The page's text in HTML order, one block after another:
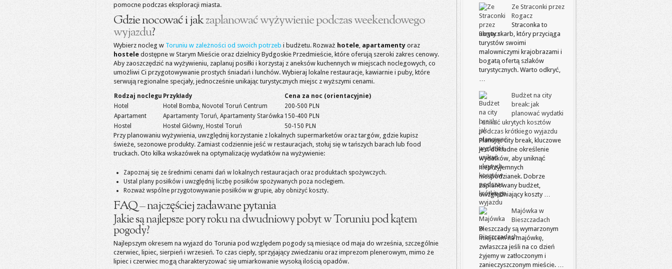
pomocne podczas eksploracji miasta.
Gdzie nocować i jakzaplanować wyżywienie podczas weekendowego
wyjazdu?
Wybierz nocleg w Toruniu w zależności od swoich potrzeb i budżetu. Rozważ hotele, apartamenty oraz
hostele dostępne w Starym Mieście oraz dzielnicy Bydgoskie Przedmieście, które oferują szeroki zakres cenowy.
Aby zaoszczędzić na wyżywieniu, zaplanuj posiłki i korzystaj z aneksów kuchennych w miejscach noclegowych, co
umożliwi Ci przygotowywanie prostych śniadań i lunchów. Wybieraj lokalne restauracje, kawiarnie i puby, które
serwują regionalne specjały, jednocześnie unikając turystycznych miejsc z wyższymi cenami.
Rodzaj noclegu Przykłady
Cena za noc (orientacyjnie)
Hotel
Hotel Bomba, Novotel Toruń Centrum
200-500 PLN
Apartament
Apartamenty Toruń, Apartamenty Starówka 150-400 PLN
Hostel
Hostel Główny, Hostel Toruń 50-150 PLN
Przy planowaniu wyżywienia, uwzględnij korzystanie z lokalnych supermarketów oraz targów, gdzie kupisz
świeże, sezonowe produkty. Zamiast codziennie jeść w restauracjach, stołuj się w tańszych barach lub food
truckach. Oto kilka wskazówek na optymalizację wydatków na wyżywienie:
Zapoznaj się ze średnimi cenami dań w lokalnych restauracjach oraz produktach spożywczych.
Ustal plany posiłków i uwzględnij liczbę posiłków spożywanych poza noclegiem.
Rozważ wspólne przygotowywanie posiłków w grupie, aby obniżyć koszty.
FAQ – najczęściej zadawane pytania
Jakie są najlepsze pory roku na dwudniowy pobyt w Toruniu pod kątem
pogody?
Najlepszym okresem na wyjazd do Torunia pod względem pogody są miesiące od maja do września, szczególnie
czerwiec, lipiec, sierpień i wrzesień. To czas ciepły, sprzyjający zwiedzaniu oraz imprezom plenerowym, mimo że
lipiec i czerwiec mogą charakteryzować się umiarkowanie wysoką ilością opadów.
Ze Straconki przez
Rogacz
Straconka to
ukryty skarb, który przyciąga
turystów swoimi
malowniczymi krajobrazami i
bogatą ofertą szlaków
turystycznych. Warto odkryć,
…
Budżet na city
break: jak
planować wydatki
i unikać ukrytych kosztów
podczas krótkiego wyjazdu
Planując city break, kluczowe
jest dokładne określenie
wydatków, aby uniknąć
nieprzyjemnych
niespodzianek. Dobrze
zaplanowany budżet,
uwzględniający koszty …
Majówka w
Bieszczadach
Bieszczady są wymarzonym
miejscem na majówkę,
zwłaszcza jeśli na co dzień
żyjemy w zatłoczonym i
zanieczyszczonym mieście. …